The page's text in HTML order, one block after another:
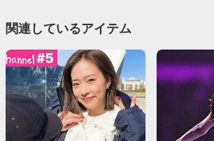
関連しているアイテム